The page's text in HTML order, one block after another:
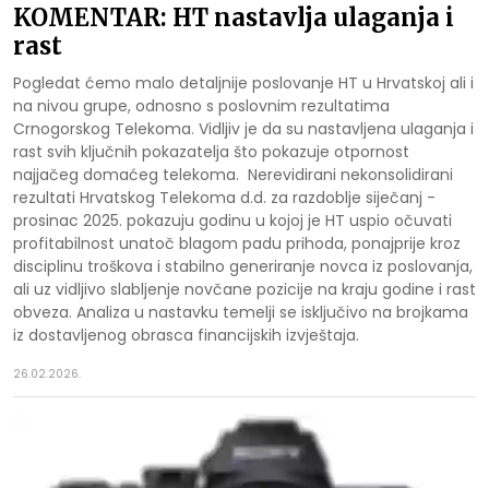
KOMENTAR: HT nastavlja ulaganja i
rast
Pogledat ćemo malo detaljnije poslovanje HT u Hrvatskoj ali i
na nivou grupe, odnosno s poslovnim rezultatima
Crnogorskog Telekoma. Vidljiv je da su nastavljena ulaganja i
rast svih ključnih pokazatelja što pokazuje otpornost
najjačeg domaćeg telekoma. Nerevidirani nekonsolidirani
rezultati Hrvatskog Telekoma d.d. za razdoblje siječanj -
prosinac 2025. pokazuju godinu u kojoj je HT uspio očuvati
profitabilnost unatoč blagom padu prihoda, ponajprije kroz
disciplinu troškova i stabilno generiranje novca iz poslovanja,
ali uz vidljivo slabljenje novčane pozicije na kraju godine i rast
obveza. Analiza u nastavku temelji se isključivo na brojkama
iz dostavljenog obrasca financijskih izvještaja.
26.02.2026.